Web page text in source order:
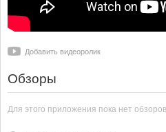
Добавить видеоролик
Обзоры
Для этого приложения пока нет обзоров